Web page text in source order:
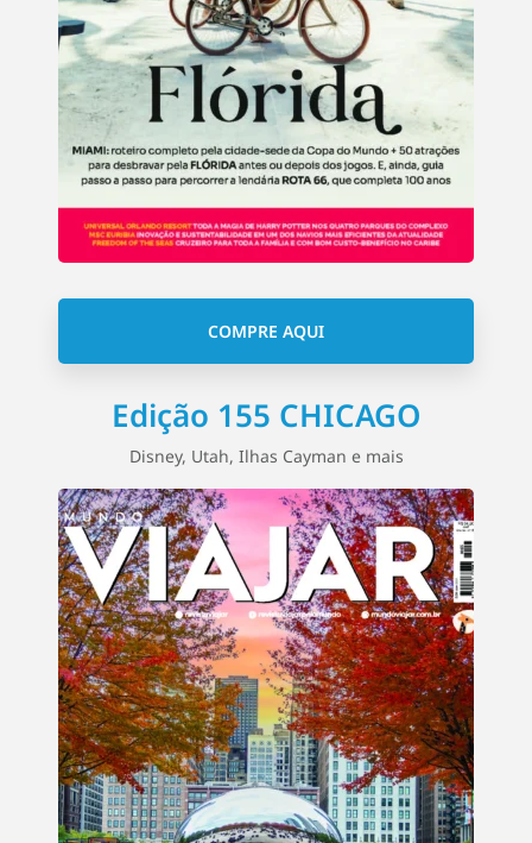
COMPRE AQUI
Edição 155 CHICAGO
Disney, Utah, Ilhas Cayman e mais